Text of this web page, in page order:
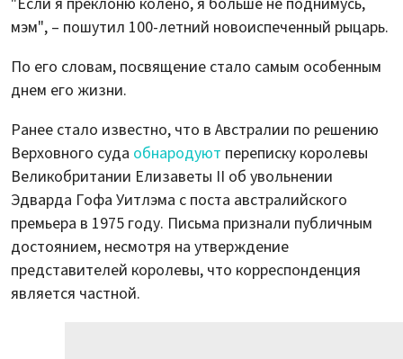
мэм", – пошутил 100-летний новоиспеченный рыцарь.
По его словам, посвящение стало самым особенным
днем его жизни.
Ранее стало известно, что в Австралии по решению
Верховного суда обнародуют переписку королевы
Великобритании Елизаветы II об увольнении
Эдварда Гофа Уитлэма с поста австралийского
премьера в 1975 году. Письма признали публичным
достоянием, несмотря на утверждение
представителей королевы, что корреспонденция
является частной.